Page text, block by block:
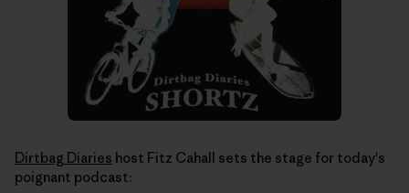
Dirtbag Diaries host Fitz Cahall sets the stage for today's
poignant podcast: